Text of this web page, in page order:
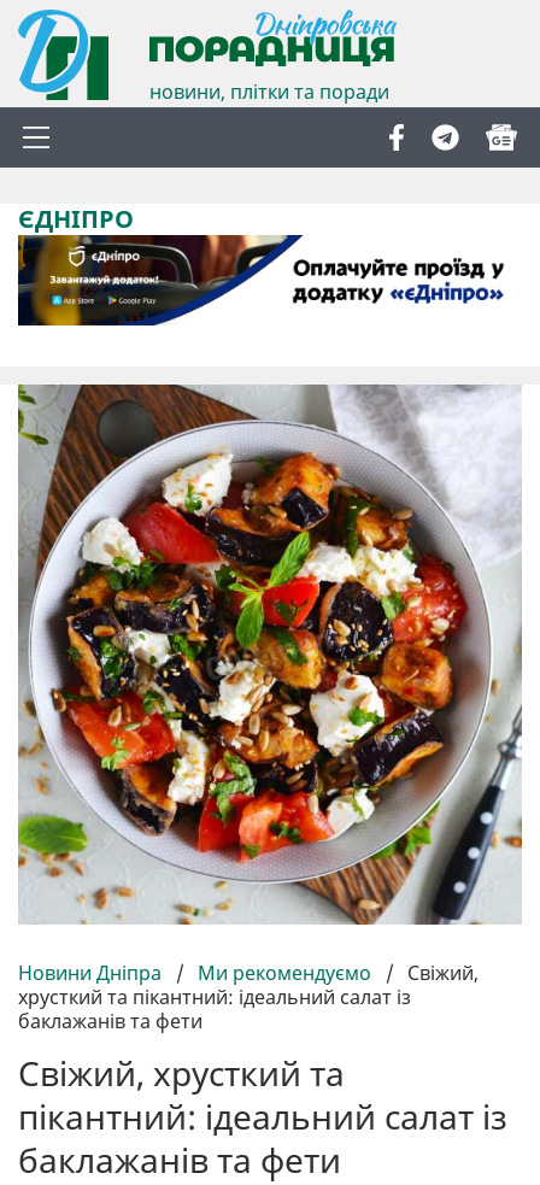
новини, плітки та поради
ЄДНІПРО
Новини Дніпра / Ми рекомендуємо / Свіжий,
хрусткий та пікантний: ідеальний салат із
баклажанів та фети
Свіжий, хрусткий та
пікантний: ідеальний салат із
баклажанів та фети